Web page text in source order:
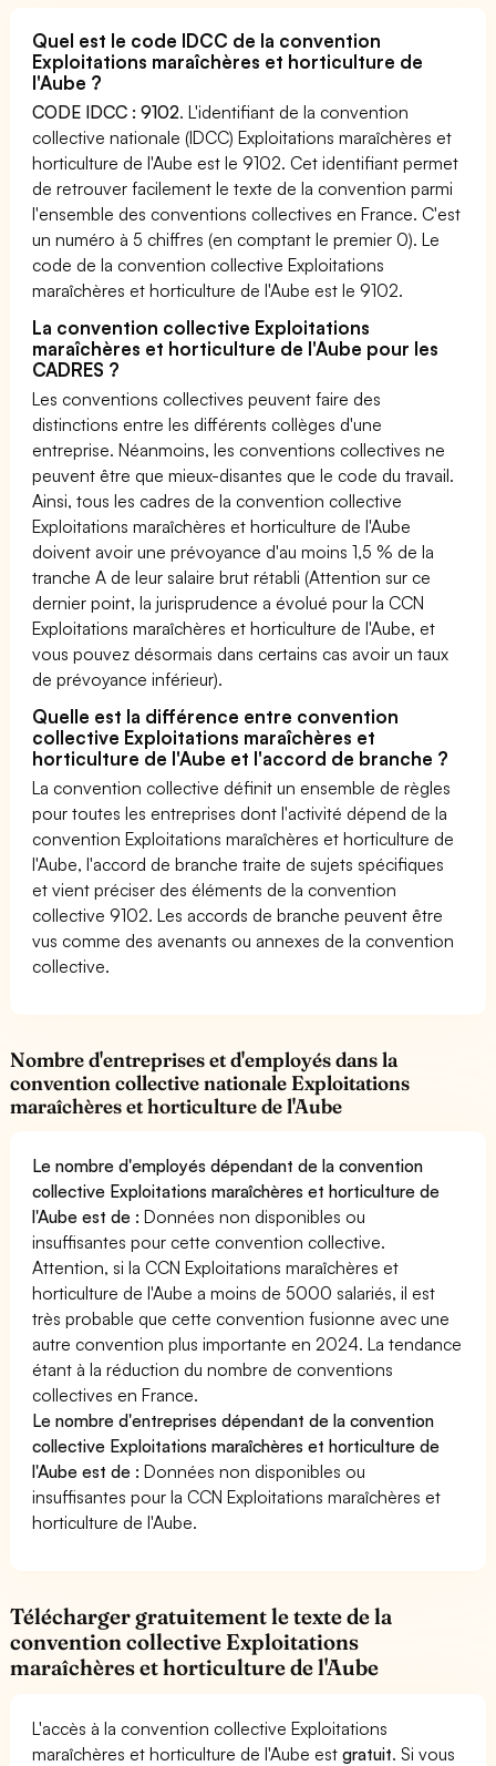
Quel est le code IDCC de la convention
Exploitations maraîchères et horticulture de
l'Aube ?
CODE IDCC : 9102. L'identifiant de la convention
collective nationale (IDCC) Exploitations maraîchères et
horticulture de l'Aube est le 9102. Cet identifiant permet
de retrouver facilement le texte de la convention parmi
l'ensemble des conventions collectives en France. C'est
un numéro à 5 chiffres (en comptant le premier 0). Le
code de la convention collective Exploitations
maraîchères et horticulture de l'Aube est le 9102.
La convention collective Exploitations
maraîchères et horticulture de l'Aube pour les
CADRES ?
Les conventions collectives peuvent faire des
distinctions entre les différents collèges d'une
entreprise. Néanmoins, les conventions collectives ne
peuvent être que mieux-disantes que le code du travail.
Ainsi, tous les cadres de la convention collective
Exploitations maraîchères et horticulture de l'Aube
doivent avoir une prévoyance d'au moins 1,5 % de la
tranche A de leur salaire brut rétabli (Attention sur ce
dernier point, la jurisprudence a évolué pour la CCN
Exploitations maraîchères et horticulture de l'Aube, et
vous pouvez désormais dans certains cas avoir un taux
de prévoyance inférieur).
Quelle est la différence entre convention
collective Exploitations maraîchères et
horticulture de l'Aube et l'accord de branche ?
La convention collective définit un ensemble de règles
pour toutes les entreprises dont l'activité dépend de la
convention Exploitations maraîchères et horticulture de
l'Aube, l'accord de branche traite de sujets spécifiques
et vient préciser des éléments de la convention
collective 9102. Les accords de branche peuvent être
vus comme des avenants ou annexes de la convention
collective.
Nombre d'entreprises et d'employés dans la
convention collective nationale Exploitations
maraîchères et horticulture de l'Aube
Le nombre d'employés dépendant de la convention
collective Exploitations maraîchères et horticulture de
l'Aube est de :Données non disponibles ou
insuffisantes pour cette convention collective.
Attention, si la CCN Exploitations maraîchères et
horticulture de l'Aube a moins de 5000 salariés, il est
très probable que cette convention fusionne avec une
autre convention plus importante en 2024. La tendance
étant à la réduction du nombre de conventions
collectives en France.
Le nombre d'entreprises dépendant de la convention
collective Exploitations maraîchères et horticulture de
l'Aube est de :Données non disponibles ou
insuffisantes pour la CCN Exploitations maraîchères et
horticulture de l'Aube.
Télécharger gratuitement le texte de la
convention collective Exploitations
maraîchères et horticulture de l'Aube
L'accès à la convention collective Exploitations
maraîchères et horticulture de l'Aube estgratuit. Si vous